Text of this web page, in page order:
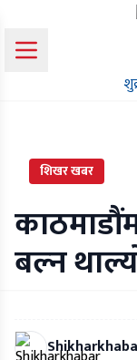
शिखर खबर
बल्न